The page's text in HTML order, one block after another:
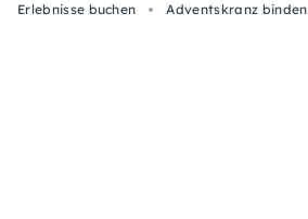
Erlebnisse buchen
Adventskranz binden